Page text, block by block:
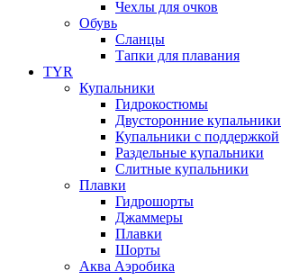
Чехлы для очков
Обувь
Сланцы
Тапки для плавания
TYR
Купальники
Гидрокостюмы
Двусторонние купальники
Купальники с поддержкой
Раздельные купальники
Слитные купальники
Плавки
Гидрошорты
Джаммеры
Плавки
Шорты
Аква Аэробика